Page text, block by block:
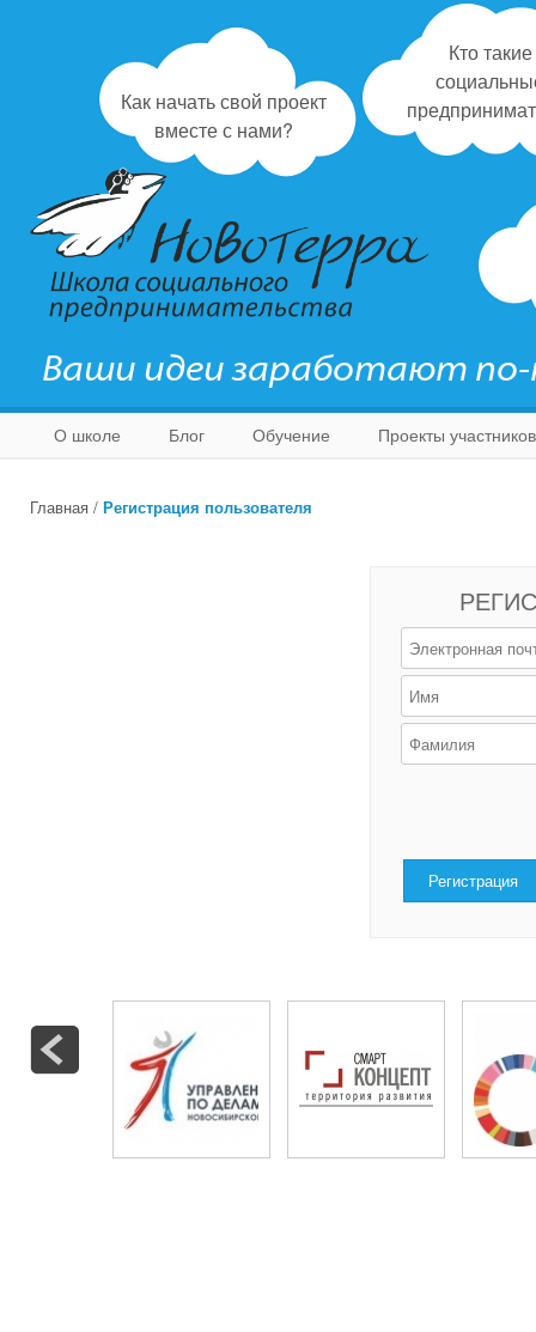
Как начать свой проект
вместе с нами?
Кто такие
Ваши идеи заработают
О школе Блог Обучение Проекты участников
Главная / Регистрация пользователя